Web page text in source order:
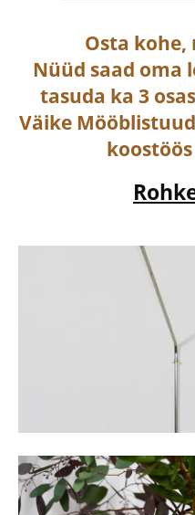
Osta kohe,
Nüüd saad oma
tasuda ka 3
Väike